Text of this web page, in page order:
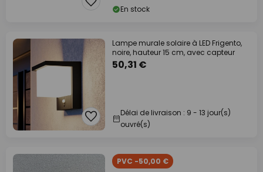
En stock
Lampe murale solaire à LED Frigento,
noire, hauteur 15 cm, avec capteur
50,31 €
Délai de livraison : 9 - 13 jour(s)
ouvré(s)
PVC -50,00 €